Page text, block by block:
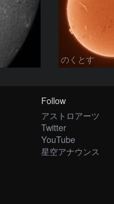
のくとす
Follow
アストロアーツ
Twitter
YouTube
星空アナウンス